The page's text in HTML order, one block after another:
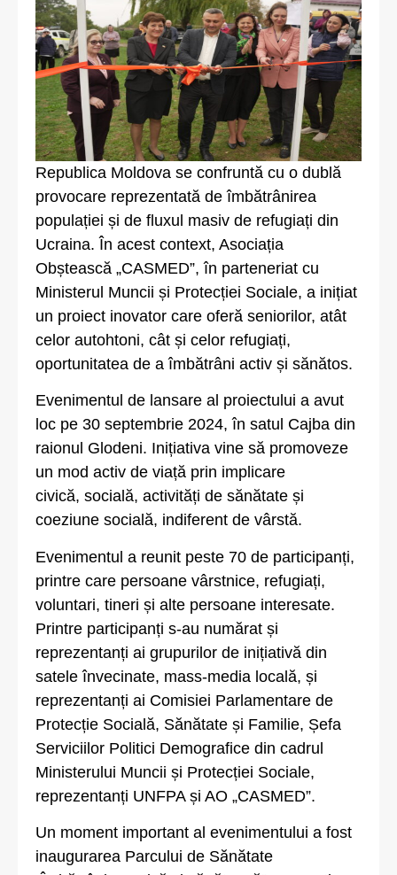
Republica Moldova se confruntă cu o dublă
provocare reprezentată de îmbătrânirea
populației și de fluxul masiv de refugiați din
Ucraina. În acest context, Asociația
Obștească „CASMED”, în parteneriat cu
Ministerul Muncii și Protecției Sociale, a inițiat
un proiect inovator care oferă seniorilor, atât
celor autohtoni, cât și celor refugiați,
oportunitatea de a îmbătrâni activ și sănătos.
Evenimentul de lansare al proiectului a avut
loc pe 30 septembrie 2024, în satul Cajba din
raionul Glodeni. Inițiativa vine să promoveze
un mod activ de viață prin implicare
civică, socială, activități de sănătate și
coeziune socială, indiferent de vârstă.
Evenimentul a reunit peste 70 de participanți,
printre care persoane vârstnice, refugiați,
voluntari, tineri și alte persoane interesate.
Printre participanți s-au numărat și
reprezentanți ai grupurilor de inițiativă din
satele învecinate, mass-media locală, și
reprezentanți ai Comisiei Parlamentare de
Protecție Socială, Sănătate și Familie, Șefa
Serviciilor Politici Demografice din cadrul
Ministerului Muncii și Protecției Sociale,
reprezentanți UNFPA și AO „CASMED”.
Un moment important al evenimentului a fost
inaugurarea Parcului de Sănătate